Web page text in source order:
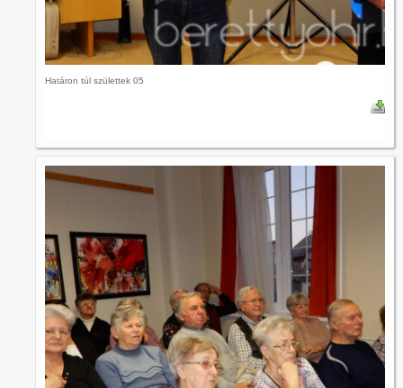
Határon túl születtek 05